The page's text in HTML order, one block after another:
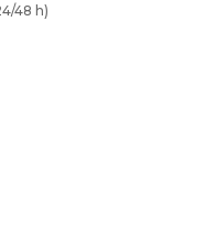
48 h)